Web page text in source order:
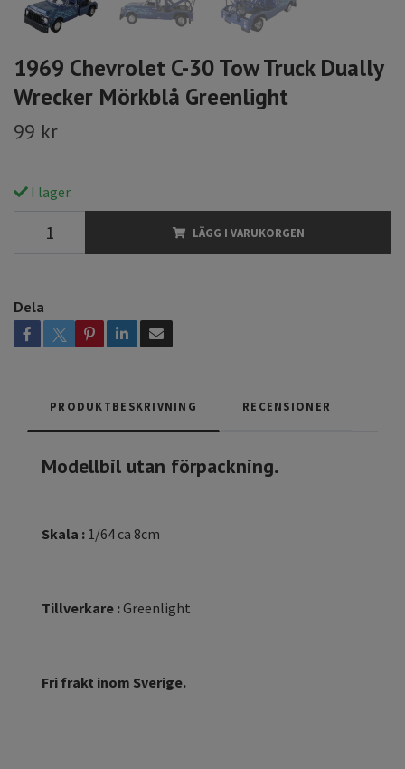
1969 Chevrolet C-30 Tow Truck Dually
Wrecker Mörkblå Greenlight
99 kr
I lager.
LÄGG I VARUKORGEN
Dela
PRODUKTBESKRIVNING RECENSIONER
Modellbil utan förpackning.
Skala : 1/64 ca 8cm
Tillverkare :Greenlight
Fri frakt inom Sverige.